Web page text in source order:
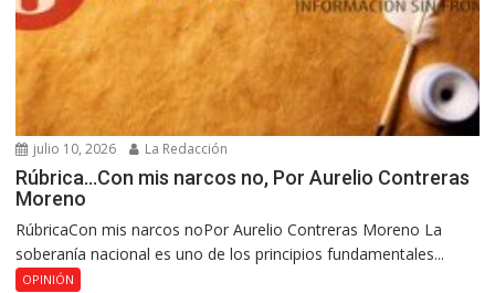
julio 10, 2026 La Redacción
Rúbrica…Con mis narcos no, Por Aurelio Contreras
Moreno
RúbricaCon mis narcos noPor Aurelio Contreras Moreno La
soberanía nacional es uno de los principios fundamentales...
OPINIÓN